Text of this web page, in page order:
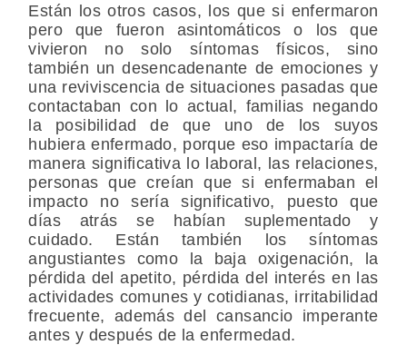
Están los otros casos, los que si enfermaron
pero que fueron asintomáticos o los que
vivieron no solo síntomas físicos, sino
también un desencadenante de emociones y
una reviviscencia de situaciones pasadas que
contactaban con lo actual, familias negando
la posibilidad de que uno de los suyos
hubiera enfermado, porque eso impactaría de
manera significativa lo laboral, las relaciones,
personas que creían que si enfermaban el
impacto no sería significativo, puesto que
días atrás se habían suplementado y
cuidado. Están también los síntomas
angustiantes como la baja oxigenación, la
pérdida del apetito, pérdida del interés en las
actividades comunes y cotidianas, irritabilidad
frecuente, además del cansancio imperante
antes y después de la enfermedad.